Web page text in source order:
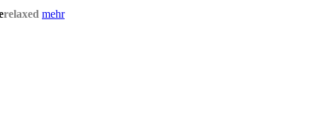
relaxed mehr